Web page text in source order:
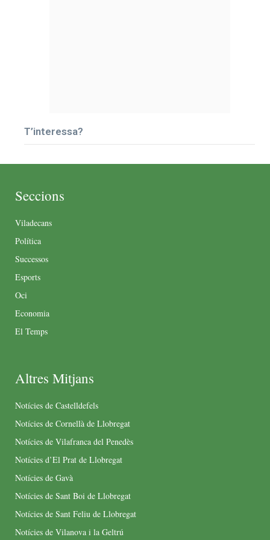
T’interessa?
Seccions
Viladecans
Política
Successos
Esports
Oci
Economia
El Temps
Altres Mitjans
Notícies de Castelldefels
Notícies de Cornellà de Llobregat
Notícies de Vilafranca del Penedès
Notícies d’El Prat de Llobregat
Notícies de Gavà
Notícies de Sant Boi de Llobregat
Notícies de Sant Feliu de Llobregat
Notícies de Vilanova i la Geltrú